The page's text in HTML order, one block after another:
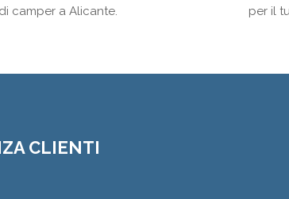
camper a Alicante.
per il
CLIENTI